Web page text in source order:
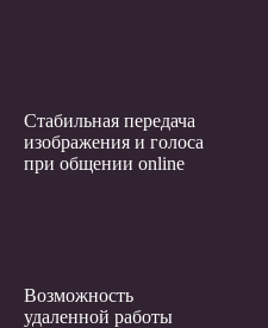
Стабильная передача
изображения и голоса
при общении online
Возможность
удаленной работы